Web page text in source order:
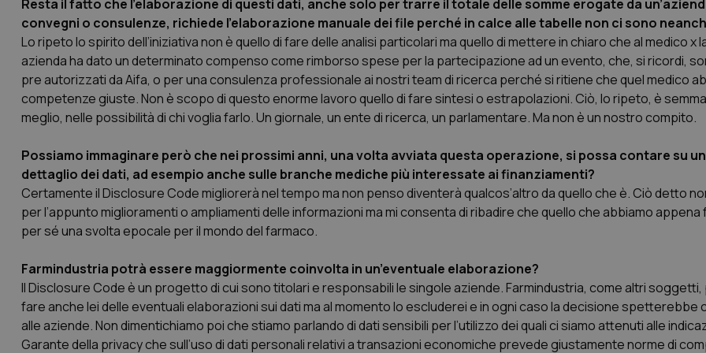
Resta il fatto che l’elaborazione di questi dati, anche solo per trarre il totale delle somme erogate da
convegni o consulenze, richiede l’elaborazione manuale dei file perché in calce alle tabelle non ci sono
Lo ripeto lo spirito dell’iniziativa non è quello di fare delle analisi particolari ma quello di mettere in chiaro che almedico x
aziendaha dato un determinato compenso come rimborso spese per la partecipazione ad un evento, che, si ricordi,
pre autorizzati da Aifa, o per una consulenza professionale ai nostri team di ricerca perché si ritiene che quel medico
competenze giuste. Non è scopo di questo enorme lavoro quello di fare sintesi o estrapolazioni. Ciò, lo ripeto, è
meglio, nelle possibilità di chi voglia farlo. Un giornale, un ente di ricerca, un parlamentare. Ma non è un nostro compito.
Possiamo immaginare però che nei prossimi anni, una volta avviata questa operazione, si possa contare su
dettaglio dei dati, ad esempio anche sulle branche mediche più interessate ai finanziamenti?
Certamente il Disclosure Code migliorerà nel tempo ma non penso diventerà qualcos’altro da quello che è. Ciò detto
per l’appunto miglioramenti o ampliamenti delle informazioni ma mi consenta di ribadire che quello che abbiamo appena
per sé una svolta epocale per il mondo del farmaco.
Farmindustria potrà essere maggiormente coinvolta in un’eventuale elaborazione?
Il Disclosure Code è un progetto di cui sono titolari e responsabili le singole aziende. Farmindustria, come altri
fare anche lei delle eventuali elaborazioni sui dati ma al momento lo escluderei e in ogni caso la decisione spetterebbe
alle aziende. Non dimentichiamo poi che stiamo parlando di dati sensibili per l’utilizzo dei quali ci siamo attenuti alle
Garante della privacy che sull’uso di dati personali relativi a transazioni economiche prevede giustamente norme di
e l'accesso alle aree protette del sito. Il sito web non è in grado di funzionare correttamente senza questi
Nome
Fornitore/Dominio Scadenza
Descrizione
VISITOR_PRIVACY_METADATA
.youtube.com
5 mesi 4
settimane
Questo cookie viene utilizzato
scelte di consenso e privacy
interazione con il sito. Registra i
del visitatore riguardo a varie
impostazioni sulla privacy,
preferenze siano onorate nelle
CookieScriptConsent
CookieScript
Questo cookie viene utilizzato
sui cookie dei visitatori. È
dei cookie di Cookie-Script.com
correttamente.
tracking-sites-ironfish-
tracking-enable
www.quotidianosanita.it
4
settimane
2 giorni
Questo cookie è impostato
abilitare il sistema di tracking
2 giorni
_ga
Google LLC
.quotidianosanita.it
1 anno 1
mese
Questo nome di cookie è
Universal Analytics, che è un
significativo del servizio di
utilizzato da Google. Questo
per distinguere utenti unici
generato in modo casuale